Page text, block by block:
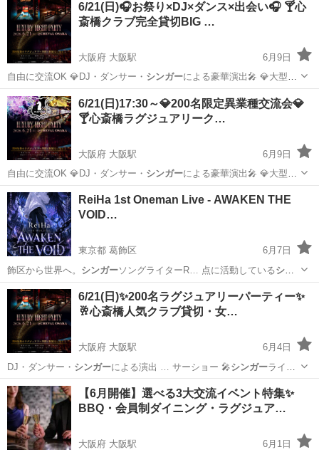
6/21(日)🎧お祭り×DJ×ダンス×出会い🎧 🍸心
斎橋クラブ完全貸切BIG …
大阪府 大阪駅
6月9日
自由に交流OK 💎DJ・ダンサー・ シンガーによる豪華演出🎤 💎大型ビ
ジョン・…
大阪 大阪市 大阪駅 地域/お祭り コロナ
6/21(日)17:30～💎200名限定異業種交流会💎
🍸心斎橋ラグジュアリーク…
大阪府 大阪駅
6月9日
自由に交流OK 💎DJ・ダンサー・ シンガーによる豪華演出🎤 💎大型ビ
ジョン・…
大阪 大阪市
ReiHa 1st Oneman Live - AWAKEN THE
VOID…
東京都 葛飾区
6月7日
飾区から世界へ。 シンガーソングライターR… 点に活動しているシン
ガー
ソングライター … 渋谷 🎤シンガーソングライター … 亀有 #青戸
シンガーソングライター …
東京 葛飾区 コンサート/ショー シンガーソングライター
6/21(日)✨200名ラグジュアリーパーティー✨
🥂心斎橋人気クラブ貸切・女…
大阪府 大阪駅
6月4日
DJ・ダンサー・ シンガー による演出 … サーショー 🎤シンガーライブ
🔄シャ…
大阪 大阪市 大阪駅 パーティー
【6月開催】選べる3大交流イベント特集✨
BBQ・会員制ダイニング・ラグジュア…
大阪府 大阪駅
6月1日